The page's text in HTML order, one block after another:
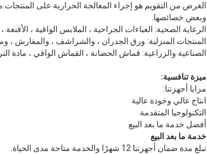
الغرض من التقويم هو إجراء المعالجة الحرارية على
وبعض خصائصها.
الرعاية الصحية: العباءات الجراحية ، الملابس الواقية ،
المنتجات المنزلية: ورق الجدران ، والشراشف ، والمفارش ،
الصناعية والزراعية: قماش الحضانة ، القماش الواقي ، مادة
ميزة تنافسية:
مزايا أجهزتنا:
انتاج عالي وجودة عالية
التكنولوجيا المتقدمة
أفضل خدمة ما بعد البيع
خدمة ما بعد البيع
تبلغ مدة ضمان أجهزتنا 12 شهرًا والخدمة متاحة مدى الحياة.